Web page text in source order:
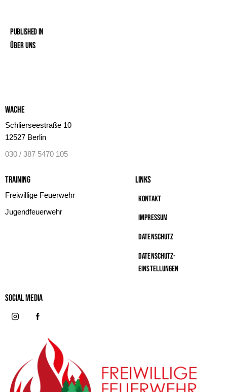
Published in
Über uns
Wache
Schlierseestraße 10
12527 Berlin
030 / 387 5470 105
Training
Freiwillige Feuerwehr
Jugendfeuerwehr
Links
Kontakt
Impressum
Datenschutz
Datenschutz-
Einstellungen
Social MeDIA